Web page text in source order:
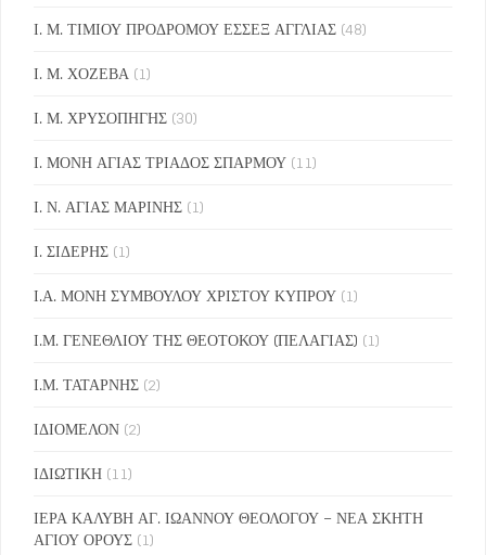
Ι. Μ. ΤΙΜΙΟΥ ΠΡΟΔΡΟΜΟΥ ΕΣΣΕΞ ΑΓΓΛΙΑΣ (48)
Ι. Μ. ΧΟΖΕΒΑ (1)
Ι. Μ. ΧΡΥΣΟΠΗΓΗΣ (30)
Ι. ΜΟΝΗ ΑΓΙΑΣ ΤΡΙΑΔΟΣ ΣΠΑΡΜΟΥ (11)
Ι. Ν. ΑΓΙΑΣ ΜΑΡΙΝΗΣ (1)
Ι. ΣΙΔΕΡΗΣ (1)
Ι.Α. ΜΟΝΗ ΣΥΜΒΟΥΛΟΥ ΧΡΙΣΤΟΥ ΚΥΠΡΟΥ (1)
Ι.Μ. ΓΕΝΕΘΛΙΟΥ ΤΗΣ ΘΕΟΤΟΚΟΥ (ΠΕΛΑΓΙΑΣ) (1)
Ι.Μ. ΤΑΤΑΡΝΗΣ (2)
ΙΔΙΟΜΕΛΟΝ (2)
ΙΔΙΩΤΙΚΗ (11)
ΙΕΡΑ ΚΑΛΥΒΗ ΑΓ. ΙΩΑΝΝΟΥ ΘΕΟΛΟΓΟΥ – ΝΕΑ ΣΚΗΤΗ
ΑΓΙΟΥ ΟΡΟΥΣ (1)